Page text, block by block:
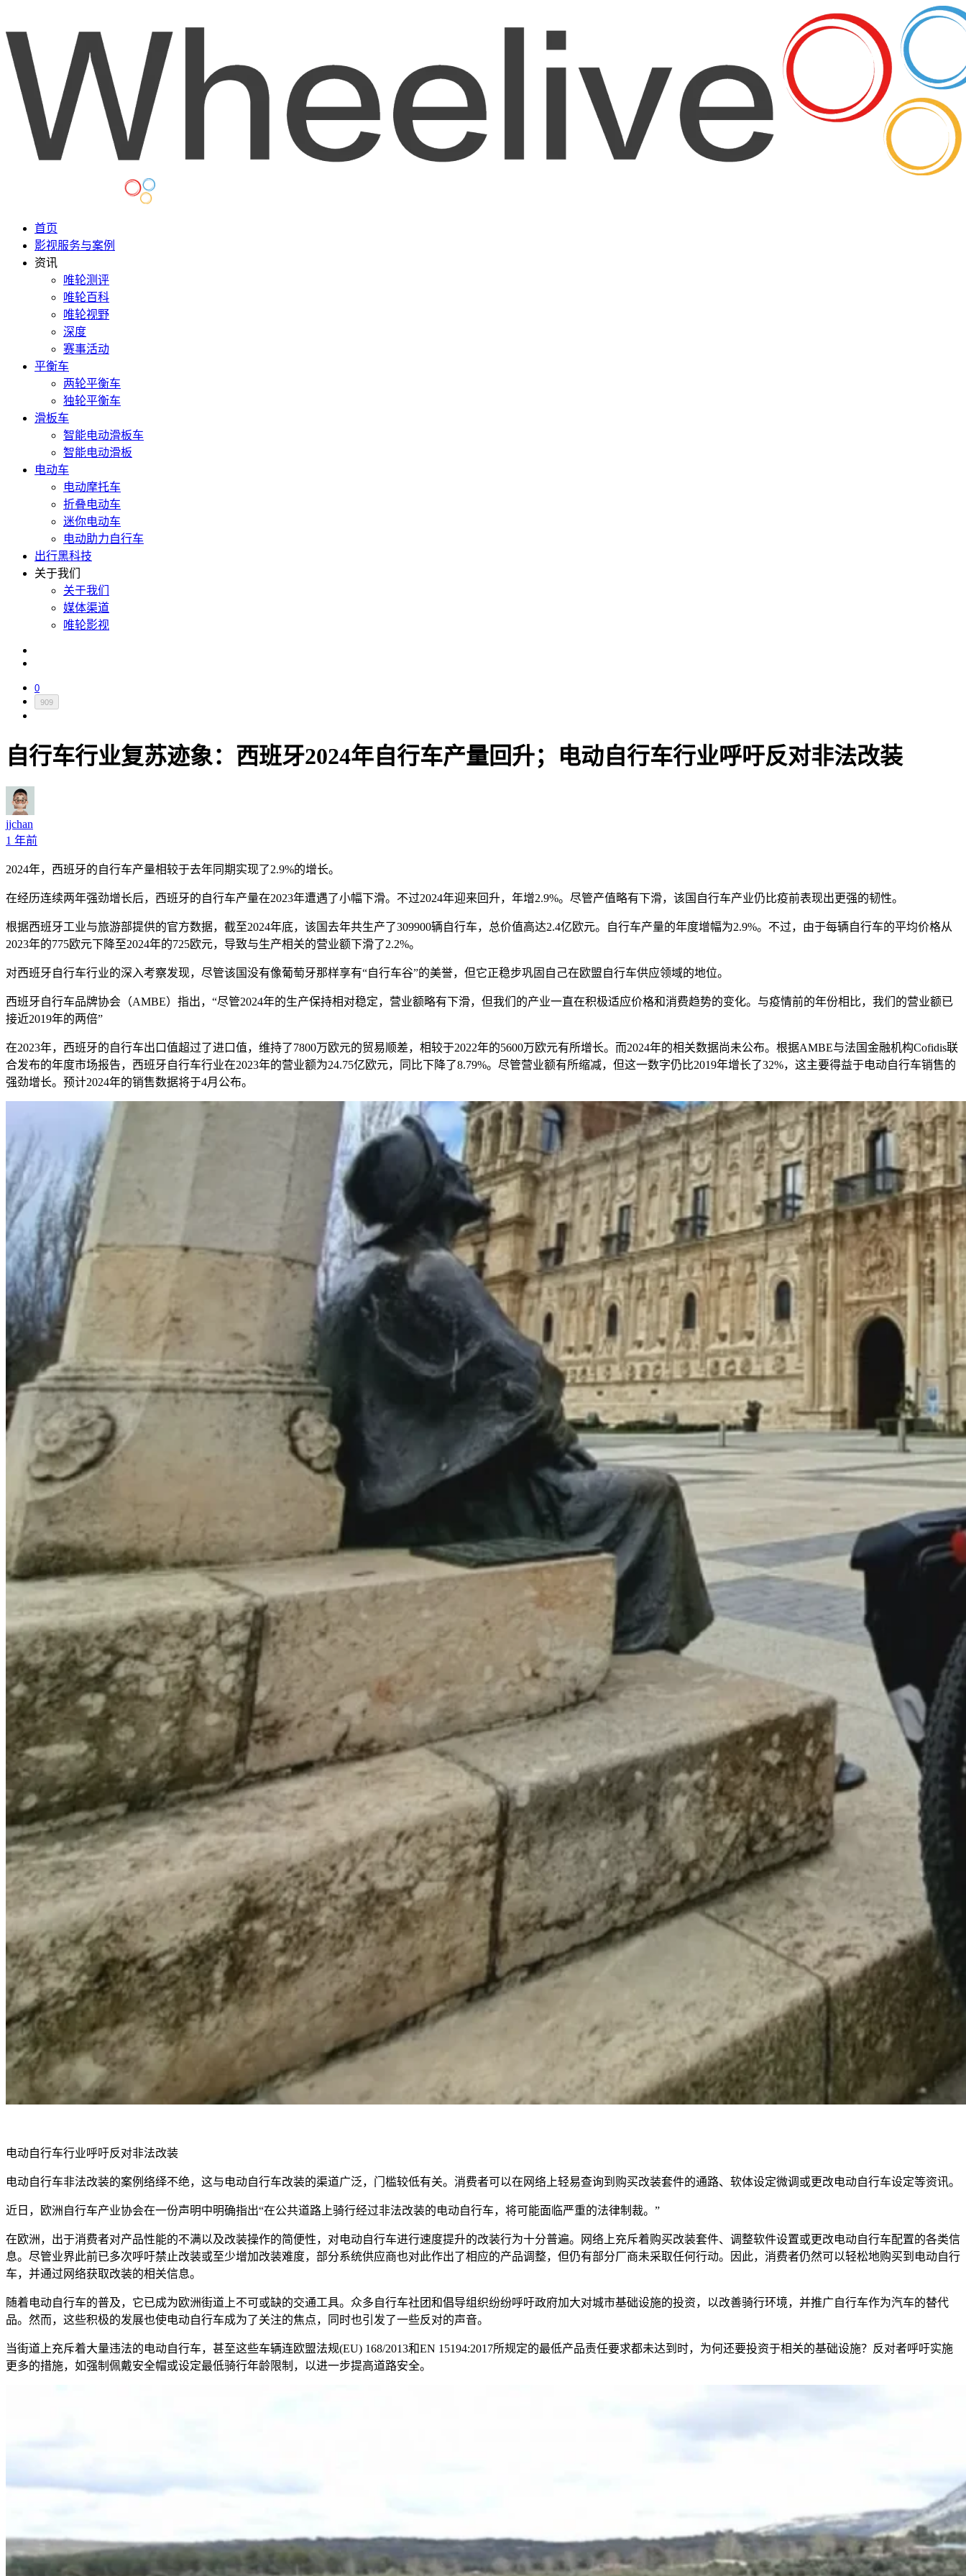
首页
影视服务与案例
资讯
唯轮测评
唯轮百科
唯轮视野
深度
赛事活动
平衡车
两轮平衡车
独轮平衡车
滑板车
智能电动滑板车
智能电动滑板
电动车
电动摩托车
折叠电动车
迷你电动车
电动助力自行车
出行黑科技
关于我们
关于我们
媒体渠道
唯轮影视
0
909
自行车行业复苏迹象：西班牙2024年自行车产量回升；电动自行车行业呼吁反对非法改装
jjchan
1 年前
2024年，西班牙的自行车产量相较于去年同期实现了2.9%的增长。
在经历连续两年强劲增长后，西班牙的自行车产量在2023年遭遇了小幅下滑。不过2024年迎来回升，年增2.9%。尽管产值略有下滑，该国自行车产业仍比疫前表现出更强的韧性。
根据西班牙工业与旅游部提供的官方数据，截至2024年底，该国去年共生产了309900辆自行车，总价值高达2.4亿欧元。自行车产量的年度增幅为2.9%。不过，由于每辆自行车的平均价格从
2023年的775欧元下降至2024年的725欧元，导致与生产相关的营业额下滑了2.2%。
对西班牙自行车行业的深入考察发现，尽管该国没有像葡萄牙那样享有“自行车谷”的美誉，但它正稳步巩固自己在欧盟自行车供应领域的地位。
西班牙自行车品牌协会（AMBE）指出，“尽管2024年的生产保持相对稳定，营业额略有下滑，但我们的产业一直在积极适应价格和消费趋势的变化。与疫情前的年份相比，我们的营业额已
接近2019年的两倍”
在2023年，西班牙的自行车出口值超过了进口值，维持了7800万欧元的贸易顺差，相较于2022年的5600万欧元有所增长。而2024年的相关数据尚未公布。根据AMBE与法国金融机构Cofidis联
合发布的年度市场报告，西班牙自行车行业在2023年的营业额为24.75亿欧元，同比下降了8.79%。尽管营业额有所缩减，但这一数字仍比2019年增长了32%，这主要得益于电动自行车销售的
强劲增长。预计2024年的销售数据将于4月公布。
电动自行车行业呼吁反对非法改装
电动自行车非法改装的案例络绎不绝，这与电动自行车改装的渠道广泛，门槛较低有关。消费者可以在网络上轻易查询到购买改装套件的通路、软体设定微调或更改电动自行车设定等资讯。
近日，欧洲自行车产业协会在一份声明中明确指出“在公共道路上骑行经过非法改装的电动自行车，将可能面临严重的法律制裁。”
在欧洲，出于消费者对产品性能的不满以及改装操作的简便性，对电动自行车进行速度提升的改装行为十分普遍。网络上充斥着购买改装套件、调整软件设置或更改电动自行车配置的各类信
息。尽管业界此前已多次呼吁禁止改装或至少增加改装难度，部分系统供应商也对此作出了相应的产品调整，但仍有部分厂商未采取任何行动。因此，消费者仍然可以轻松地购买到电动自行
车，并通过网络获取改装的相关信息。
随着电动自行车的普及，它已成为欧洲街道上不可或缺的交通工具。众多自行车社团和倡导组织纷纷呼吁政府加大对城市基础设施的投资，以改善骑行环境，并推广自行车作为汽车的替代
品。然而，这些积极的发展也使电动自行车成为了关注的焦点，同时也引发了一些反对的声音。
当街道上充斥着大量违法的电动自行车，甚至这些车辆连欧盟法规(EU) 168/2013和EN 15194:2017所规定的最低产品责任要求都未达到时，为何还要投资于相关的基础设施？反对者呼吁实施
更多的措施，如强制佩戴安全帽或设定最低骑行年龄限制，以进一步提高道路安全。